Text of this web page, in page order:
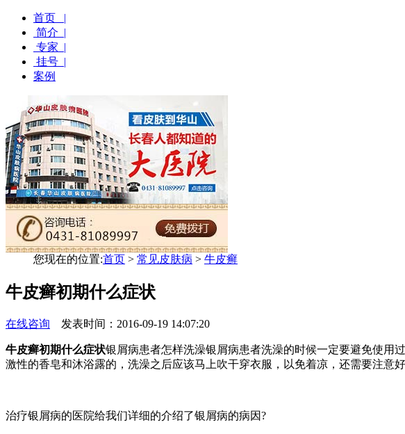
首页 |
简介 |
专家 |
挂号 |
案例
您现在的位置:首页 > 常见皮肤病 > 牛皮癣
牛皮癣初期什么症状
在线咨询 发表时间：2016-09-19 14:07:20
牛皮癣初期什么症状银屑病患者怎样洗澡银屑病患者洗澡的时候一定要避免使用
激性的香皂和沐浴露的，洗澡之后应该马上吹干穿衣服，以免着凉，还需要注意好
治疗银屑病的医院给我们详细的介绍了银屑病的病因?